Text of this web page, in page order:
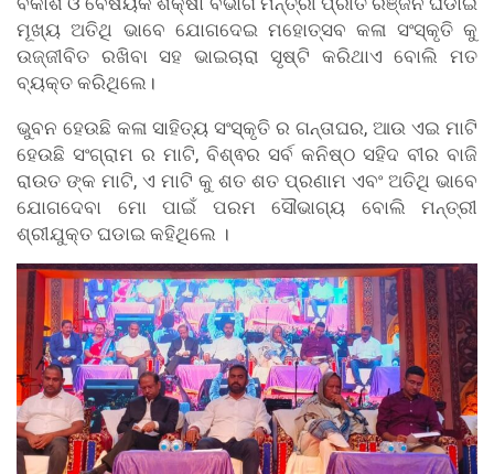
ମୂଖ୍ୟ ଅତିଥି ଭାବେ ଯୋଗଦେଇ ମହୋତ୍ସବ କଳା ସଂସ୍କୃତି କୁ
ଉଜ୍ଜୀବିତ ରଖିବା ସହ ଭାଇଚାରା ସୃଷ୍ଟି କରିଥାଏ ବୋଲି ମତ
ବ୍ୟକ୍ତ କରିଥିଲେ।
ଭୁବନ ହେଉଛି କଳା ସାହିତ୍ୟ ସଂସ୍କୃତି ର ଗନ୍ତାଘର, ଆଉ ଏଇ ମାଟି
ହେଉଛି ସଂଗ୍ରାମ ର ମାଟି, ବିଶ୍ଵର ସର୍ବ କନିଷ୍ଠ ସହିଦ ବୀର ବାଜି
ରାଉତ ଙ୍କ ମାଟି, ଏ ମାଟି କୁ ଶତ ଶତ ପ୍ରଣାମ ଏବଂ ଅତିଥି ଭାବେ
ଯୋଗଦେବା ମୋ ପାଇଁ ପରମ ସୌଭାଗ୍ୟ ବୋଲି ମନ୍ତ୍ରୀ
ଶ୍ରୀଯୁକ୍ତ ଘଡାଇ କହିଥିଲେ ।